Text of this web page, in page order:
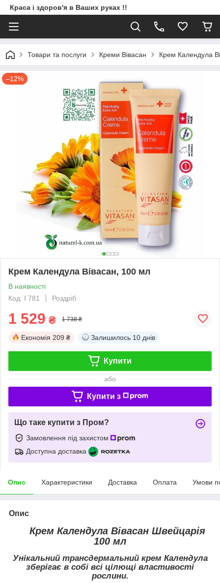
Краса і здоров'я в Ваших руках !!
Товари та послуги Креми Вівасан Крем Календула
–12%
Крем Календула Вівасан, 100 мл
В наявності
Код: І 781
Роздріб
1 529 ₴ 1 738 ₴
Економія 209 ₴ Залишилось 10 днів
Купити
або
Купити з
Що таке купити з Пром?
Замовлення під захистом
Доступна доставка
Опис Характеристики Доставка Оплата Умови
Опис
Крем Календула Вівасан Швейцарія
100 мл
Унікальний трансдермальний крем Календула
зберігає в собі всі цілющі властивості
рослини.